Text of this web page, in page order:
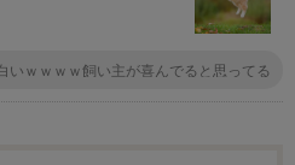
いｗｗｗｗ飼い主が喜んでると思ってる